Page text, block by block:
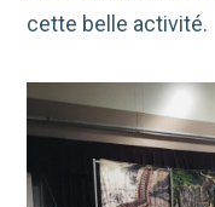
cette belle activité.